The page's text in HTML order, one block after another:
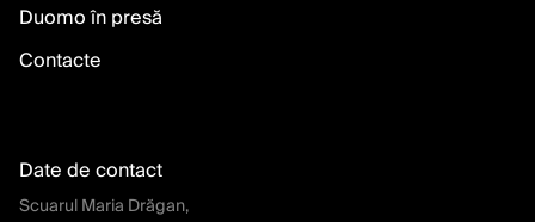
Duomo în presă
Contacte
Date de contact
Scuarul Maria Drăgan,